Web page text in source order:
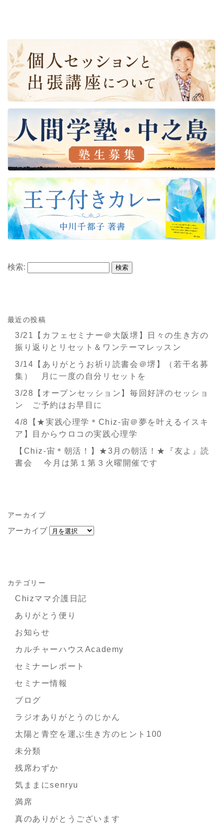
検索:
最近の投稿
3/21【カフェセミナー＠大阪堺】日々の生き方の
振り返りとリセット＆ワンテーマレッスン
3/14【ありがとうお祈り読書会＠堺】（若干名募
集） 月に一度の自分リセットを
3/28【オープンセッション】毎回好評のセッショ
ン ご予約はお早目に
4/8【★実践心理学＊Chiz-宙＠夢を叶えるイスキ
ア】目からウロコの実践心理学
【Chiz-宙＊朝活！】★3月の朝活！★『友よ』読
書会 今月は第１第３火曜開催です
アーカイブ
アーカイブ
カテゴリー
Chizママ介護日記
ありがとう便り
お知らせ
カルチャーハウスAcademy
セミナーレポート
セミナー情報
ブログ
ラジオありがとうのじかん
太陽と青空を運ぶ生き方のヒント100
未分類
残席わずか
気ままにsenryu
満席
真のありがとうございます